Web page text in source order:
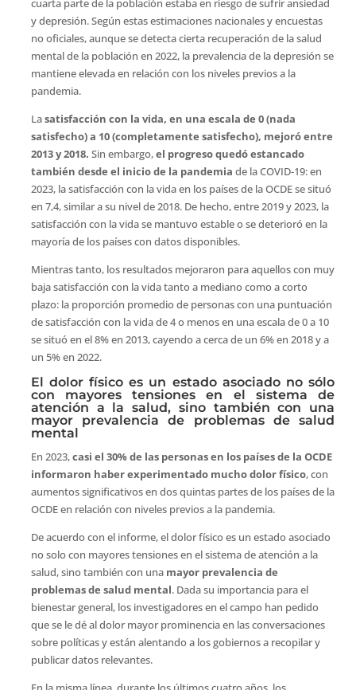
cuarta parte de la población estaba en riesgo de sufrir ansiedad
y depresión. Según estas estimaciones nacionales y encuestas
no oficiales, aunque se detecta cierta recuperación de la salud
mental de la población en 2022, la prevalencia de la depresión se
mantiene elevada en relación con los niveles previos a la
pandemia.
Lasatisfacción con la vida, en una escala de 0 (nada
satisfecho) a 10 (completamente satisfecho), mejoró entre
2013 y 2018. Sin embargo,el progreso quedó estancado
también desde el inicio de la pandemia de la COVID-19: en
2023, la satisfacción con la vida en los países de la OCDE se situó
en 7,4, similar a su nivel de 2018. De hecho, entre 2019 y 2023, la
satisfacción con la vida se mantuvo estable o se deterioró en la
mayoría de los países con datos disponibles.
Mientras tanto, los resultados mejoraron para aquellos con muy
baja satisfacción con la vida tanto a mediano como a corto
plazo: la proporción promedio de personas con una puntuación
de satisfacción con la vida de 4 o menos en una escala de 0 a 10
se situó en el 8% en 2013, cayendo a cerca de un 6% en 2018 y a
un 5% en 2022.
El dolor físico es un estado asociado no sólo
con mayores tensiones en el sistema de
atención a la salud, sino también con una
mayor prevalencia de problemas de salud
mental
En 2023,casi el 30% de las personas en los países de la OCDE
informaron haber experimentado mucho dolor físico, con
aumentos significativos en dos quintas partes de los países de la
OCDE en relación con niveles previos a la pandemia.
De acuerdo con el informe, el dolor físico es un estado asociado
no solo con mayores tensiones en el sistema de atención a la
salud, sino también con unamayor prevalencia de
problemas de salud mental. Dada su importancia para el
bienestar general, los investigadores en el campo han pedido
que se le dé al dolor mayor prominencia en las conversaciones
sobre políticas y están alentando a los gobiernos a recopilar y
publicar datos relevantes.